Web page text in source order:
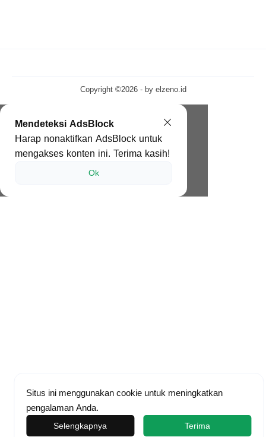
Copyright ©2026 - by elzeno.id
Situs ini menggunakan cookie untuk meningkatkan
pengalaman Anda.
Selengkapnya Terima
Mendeteksi AdsBlock
Harap nonaktifkan AdsBlock untuk
mengakses konten ini. Terima kasih!
Ok